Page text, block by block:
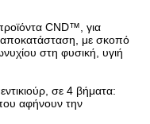
CND™, για
με σκοπό
στη φυσική, υγιή
σε 4 βήματα:
αφήνουν την